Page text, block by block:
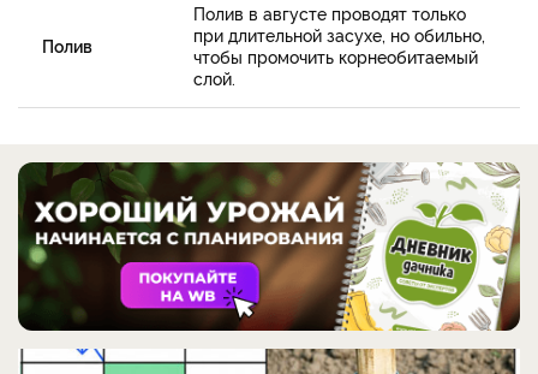
Полив
Полив в августе проводят только
при длительной засухе, но обильно,
чтобы промочить корнеобитаемый
слой.